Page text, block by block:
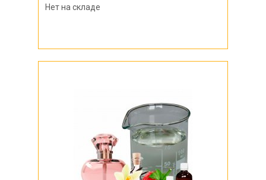
Нет на складе